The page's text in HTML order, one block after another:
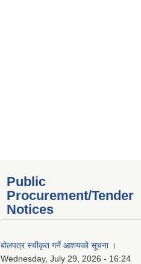
Public
Procurement/Tender
Notices
बोलपत्र स्चीकृत गर्ने आशयको सूचना ।
Wednesday, July 29, 2026 - 16:24